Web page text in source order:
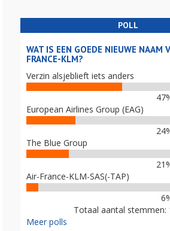
POLL
WAT IS EEN GOEDE NIEUWE NAAM
FRANCE-KLM?
Verzin alsjeblieft iets anders
European Airlines Group (EAG)
The Blue Group
Air-France-KLM-SAS(-TAP)
Totaal aantal stemmen:
Meer polls